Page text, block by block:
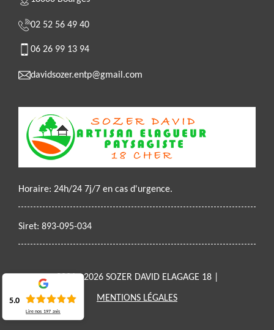
02 52 56 49 40
06 26 99 13 94
davidsozer.entp@gmail.com
Horaire: 24h/24 7j/7 en cas d'urgence.
Siret: 893-095-034
2021 - 2026 SOZER DAVID ELAGAGE 18 |
MENTIONS LÉGALES
5.0
Lire nos197 avis